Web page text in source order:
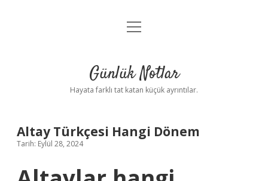
Anasayfa
Yasal Uyarı
menüyü
Günlük Notlar
Hayata farklı tat katan küçük ayrıntılar.
Altay Türkçesi Hangi Dönem
Tarih: Eylül 28, 2024